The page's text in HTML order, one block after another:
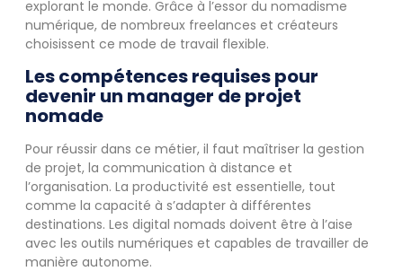
explorant le monde. Grâce à l’essor du nomadisme
numérique, de nombreux freelances et créateurs
choisissent ce mode de travail flexible.
Les compétences requises pour
devenir un manager de projet
nomade
Pour réussir dans ce métier, il faut maîtriser la gestion
de projet, la communication à distance et
l’organisation. La productivité est essentielle, tout
comme la capacité à s’adapter à différentes
destinations. Les digital nomads doivent être à l’aise
avec les outils numériques et capables de travailler de
manière autonome.